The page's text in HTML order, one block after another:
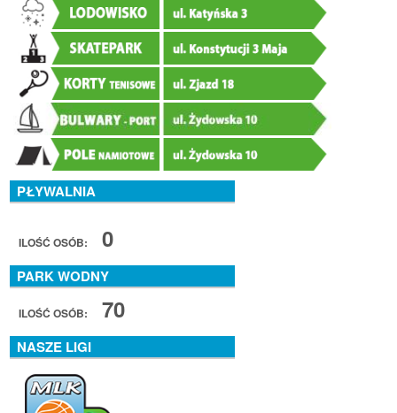
PŁYWALNIA
ILOŚĆ OSÓB: 0
PARK WODNY
ILOŚĆ OSÓB: 70
NASZE LIGI